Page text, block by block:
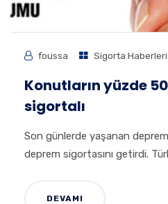
foussa Sigorta Haberleri
Konutların yüzde
sigortalı
Son günlerde yaşanan
deprem sigortasını getirdi.
DEVAMI